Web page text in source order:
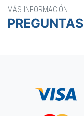
MÁS INFORMACIÓN